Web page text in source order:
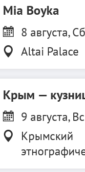
Mia Boyka
8 августа,
Altai Palace
Крым —
9 августа,
Крымский